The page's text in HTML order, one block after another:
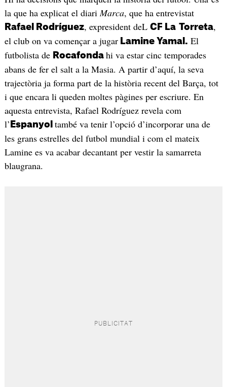
la que ha explicat el diariMarca, que ha entrevistat
Rafael Rodríguez, expresident deL CF La Torreta,
el club on va començar a jugarLamine Yamal. El
futbolista de Rocafonda hi va estar cinc temporades
abans de fer el salt a la Masia. A partir d’aquí, la seva
trajectòria ja forma part de la història recent del Barça, tot
i que encara li queden moltes pàgines per escriure. En
aquesta entrevista, Rafael Rodríguez revela com
l’ Espanyol també va tenir l’opció d’incorporar una de
les grans estrelles del futbol mundial i com el mateix
Lamine es va acabar decantant per vestir la samarreta
blaugrana.